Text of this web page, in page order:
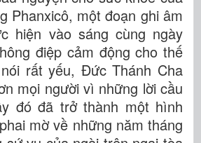
Phanxicô, một đoạn ghi âm
hiện vào sáng cùng ngày
điệp cảm động cho thế
rất yếu, Đức Thánh Cha
mọi người vì những lời cầu
đó đã trở thành một hình
mờ về những năm tháng